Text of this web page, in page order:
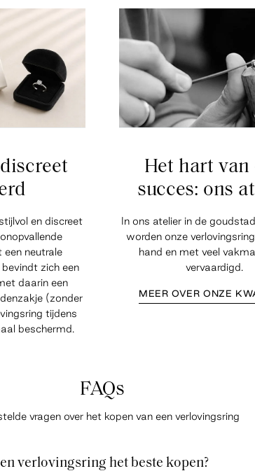
en discreet
neutrale
zich een
daarin een
(zonder
tijdens
beschermd.
Het hart van
succes: ons
In ons atelier in de
worden onze
hand en met veel
vervaardigd.
MEER OVER ONZE
FAQs
vragen over het kopen van een verlovingsring
verlovingsring het beste kopen?